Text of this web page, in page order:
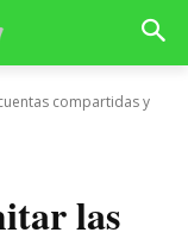
compartidas y
las